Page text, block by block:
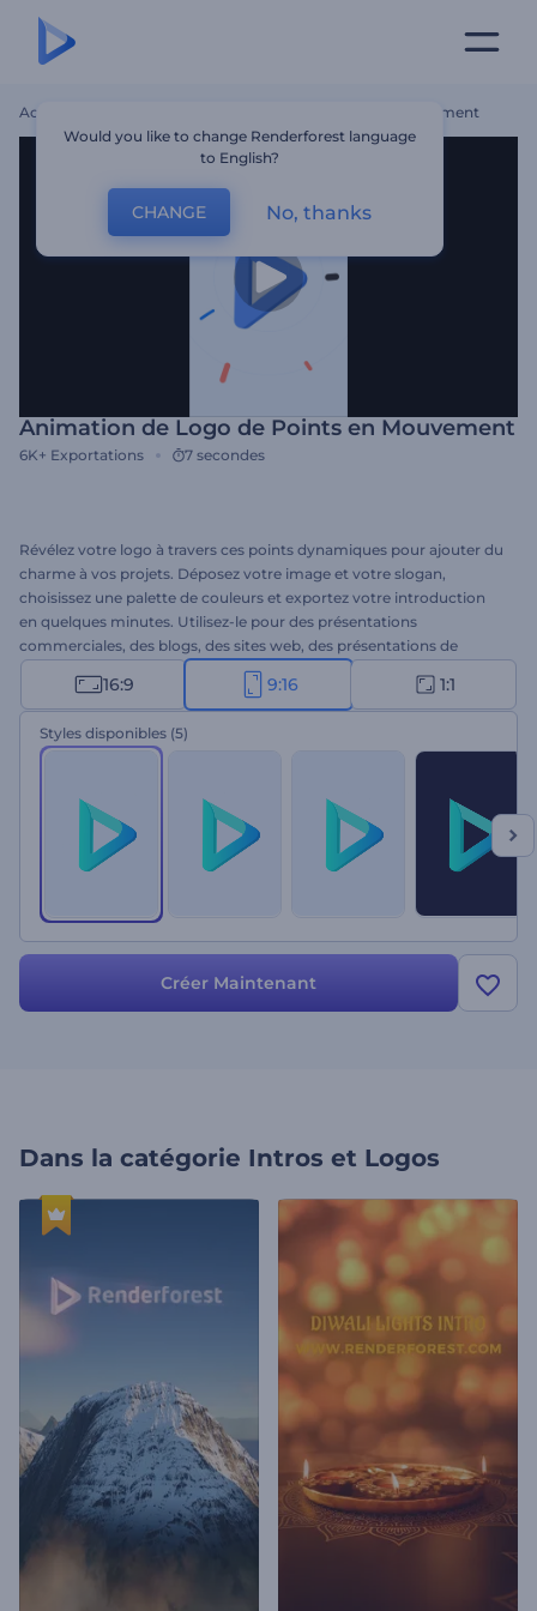
Accueil Animation De Logo De Points En Mouvement
Animation de Logo de Points en Mouvement
6K+ Exportations 7 secondes
Révélez votre logo à travers ces points dynamiques pour ajouter du
charme à vos projets. Déposez votre image et votre slogan,
choisissez une palette de couleurs et exportez votre introduction
en quelques minutes. Utilisez-le pour des présentations
commerciales, des blogs, des sites web, des présentations de
chaînes et toute autre vidéo de marque. Remplissez-vous de
vivacité avec l'Animation de Logo de Points en Mouvement!
16:9 9:16 1:1
Styles disponibles (5)
Créer Maintenant
Dans la catégorie Intros et Logos
Would you like to change Renderforest language
to English?
CHANGE No, thanks